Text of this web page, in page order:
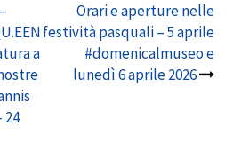
a
24
Orari e aperture nelle
festività pasquali – 5 aprile
#domenicalmuseo e
lunedì 6 aprile 2026